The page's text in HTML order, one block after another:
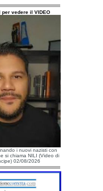
per vedere il VIDEO
i nuovi nazisti con
si chiama NILI (Video di
02/08/2026